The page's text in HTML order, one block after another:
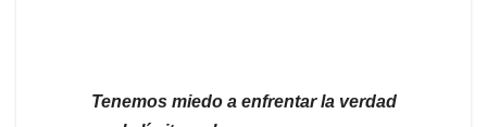
Tenemos miedo a enfrentar la verdad